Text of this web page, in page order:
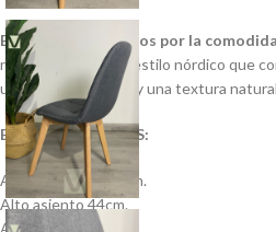
En MOAD apostamos por la
representación del estilo nórdico que
un extra de confort y una textura
ESPECIFICACIONES:
Ancho Asiento 42cm.
Alto asiento 44cm.
Alto Total 82cm.